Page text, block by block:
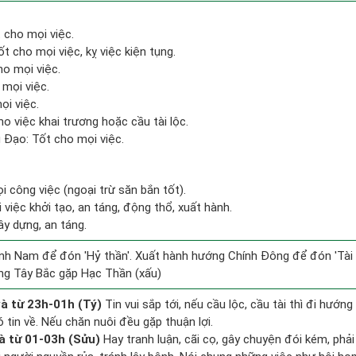
mọi việc.
cho mọi việc, kỵ việc kiện tụng.
mọi việc.
việc.
việc.
việc khai trương hoặc cầu tài lộc.
Tốt cho mọi việc.
công việc (ngoại trừ săn bắn tốt).
khởi tạo, an táng, động thổ, xuất hành.
dựng, an táng.
Nam để đón 'Hỷ thần'. Xuất hành hướng Chính Đông để đón 'Tài
Tây Bắc gặp Hạc Thần (xấu)
từ 23h-01h (Tý) Tin vui sắp tới, nếu cầu lộc, cầu tài thì đi
tin về. Nếu chăn nuôi đều gặp thuận lợi.
từ 01-03h (Sửu) Hay tranh luận, cãi cọ, gây chuyện đói kém,